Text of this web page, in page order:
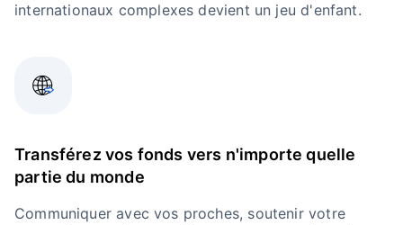
internationaux complexes devient un jeu d'enfant.
Transférez vos fonds vers n'importe quelle
partie du monde
Communiquer avec vos proches, soutenir votre